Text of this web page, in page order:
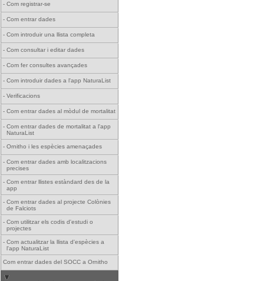
- Com registrar-se
- Com entrar dades
- Com introduir una llista completa
- Com consultar i editar dades
- Com fer consultes avançades
- Com introduir dades a l'app NaturaList
- Verificacions
- Com entrar dades al mòdul de mortalitat
- Com entrar dades de mortalitat a l'app
NaturaList
- Ornitho i les espècies amenaçades
- Com entrar dades amb localitzacions
precises
- Com entrar llistes estàndard des de la
app
- Com entrar dades al projecte Colònies
de Falciots
- Com utilitzar els codis d'estudi o
projectes
- Com actualitzar la llista d'espècies a
l'app NaturaList
Com entrar dades del SOCC a Ornitho